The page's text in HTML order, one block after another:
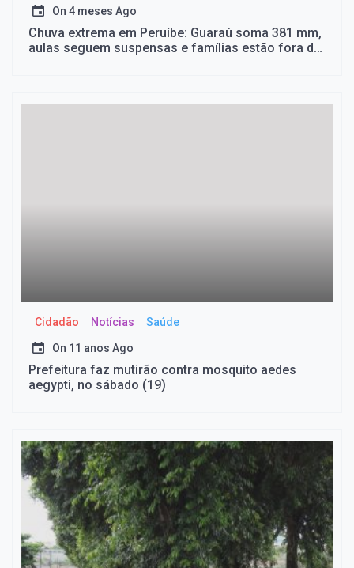
On 4 meses Ago
Chuva extrema em Peruíbe: Guaraú soma 381 mm,
aulas seguem suspensas e famílias estão fora de
Cidadão Notícias Saúde
On 11 anos Ago
Prefeitura faz mutirão contra mosquito aedes
aegypti, no sábado (19)